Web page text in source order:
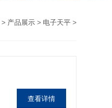
> 产品展示 > 电子天平 >
查看详情